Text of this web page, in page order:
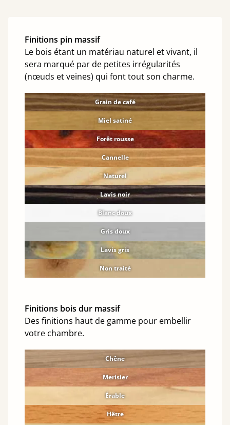
Finitions pin massif
Le bois étant un matériau naturel et vivant, il
sera marqué par de petites irrégularités
(nœuds et veines) qui font tout son charme.
Grain de café
Miel satiné
Forêt rousse
Cannelle
Naturel
Lavis noir
Blanc doux
Gris doux
Lavis gris
Non traité
Finitions bois dur massif
Des finitions haut de gamme pour embellir
votre chambre.
Chêne
Merisier
Érable
Hêtre